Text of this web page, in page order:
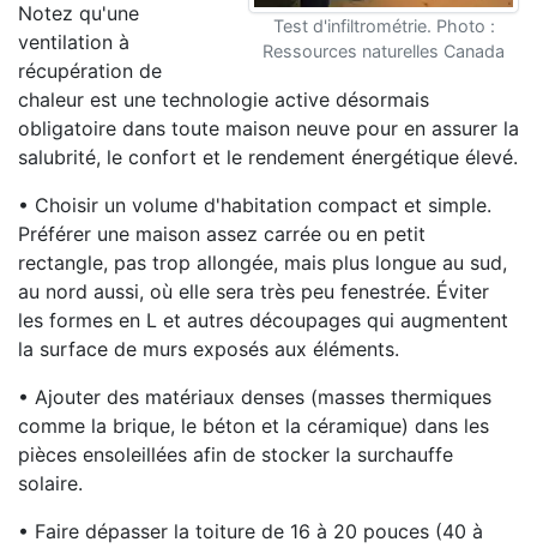
Test d'infiltrométrie. Photo :
Ressources naturelles Canada
Notez qu'une
ventilation à
récupération de
chaleur est une technologie active désormais
obligatoire dans toute maison neuve pour en assurer la
salubrité, le confort et le rendement énergétique élevé.
• Choisir un volume d'habitation compact et simple.
Préférer une maison assez carrée ou en petit
rectangle, pas trop allongée, mais plus longue au sud,
au nord aussi, où elle sera très peu fenestrée. Éviter
les formes en L et autres découpages qui augmentent
la surface de murs exposés aux éléments.
• Ajouter des matériaux denses (masses thermiques
comme la brique, le béton et la céramique) dans les
pièces ensoleillées afin de stocker la surchauffe
solaire.
• Faire dépasser la toiture de 16 à 20 pouces (40 à